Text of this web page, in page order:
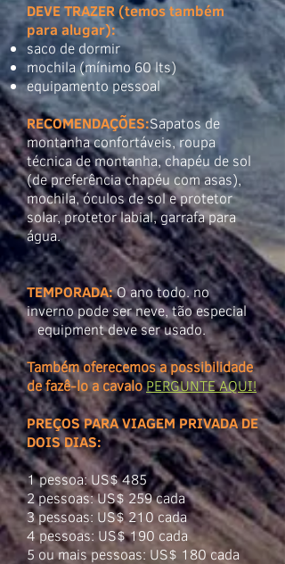
DEVE TRAZER (temos também
para alugar):
saco de dormir
mochila (mínimo 60 lts)
equipamento pessoal
RECOMENDAÇÕES:Sapatos de
montanha confortáveis, roupa
técnica de montanha, chapéu de sol
(de preferência chapéu com asas),
mochila, óculos de sol e protetor
solar, protetor labial, garrafa para
água.
TEMPORADA:O ano todo. no
inverno pode ser neve, tão especial
equipment deve ser usado.
Também oferecemos a possibilidade
de fazê-lo a cavaloPERGUNTE AQUI!
PREÇOS PARA VIAGEM PRIVADA DE
DOIS DIAS:
1 pessoa: US$ 485
2 pessoas: US$ 259 cada
3 pessoas: US$ 210 cada
4 pessoas: US$ 190 cada
5 ou mais pessoas: US$ 180 cada